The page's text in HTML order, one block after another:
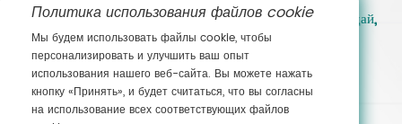
№ 9, Mengcun Road, промышленный парк Худай,
район Биньху, Уси, Цзянсу, Китай
Связаться с отделом
Политика использования файлов cookie
Мы будем использовать файлы cookie, чтобы
персонализировать и улучшить ваш опыт
использования нашего веб-сайта. Вы можете нажать
кнопку «Принять», и будет считаться, что вы согласны
на использование всех соответствующих файлов